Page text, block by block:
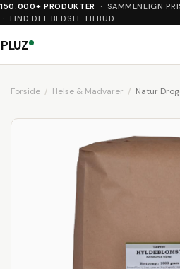
150.000+ PRODUKTER
· SAMMENLIGN
· FIND DET BEDSTE TILBUD
PLUZ
Forside Helse & Madvarer Natur